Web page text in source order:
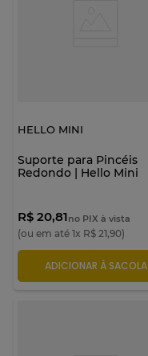
HELLO MINI
Suporte para Pincéis
Redondo | Hello Mini
R$ 20,81no PIX à vista
(ou em até 1x R$ 21,90)
ADICIONAR À SACOLA